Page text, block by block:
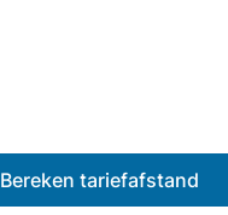
Bereken tariefafstand